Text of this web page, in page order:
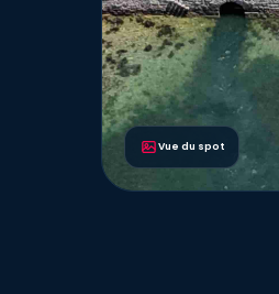
Vue du spot